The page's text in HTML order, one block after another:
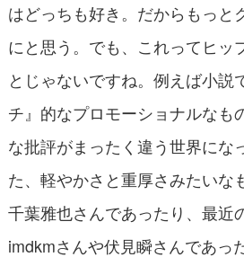
はどっちも好き。だからもっと
にと思う。でも、これってヒッ
とじゃないですね。例えば小説
チ』的なプロモーショナルなも
な批評がまったく違う世界にな
た、軽やかさと重厚さみたいな
千葉雅也さんであったり、最近
imdkmさんや伏見瞬さんであっ